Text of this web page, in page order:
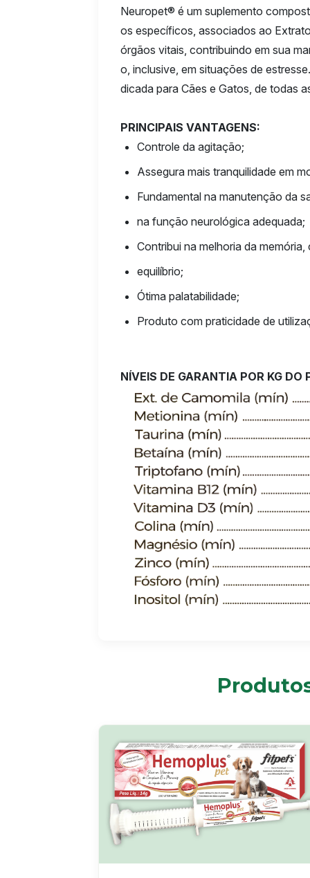
Neuropet® é um suplemento
os específicos, associados ao
órgãos vitais, contribuindo em sua
o, inclusive, em situações de
dicada para Cães e Gatos, de todas
PRINCIPAIS VANTAGENS:
Controle da agitação;
Assegura mais tranquilidade em
Fundamental na manutenção da
na função neurológica adequada;
Contribui na melhoria da
equilíbrio;
Ótima palatabilidade;
Produto com praticidade de
NÍVEIS DE GARANTIA POR KG DO